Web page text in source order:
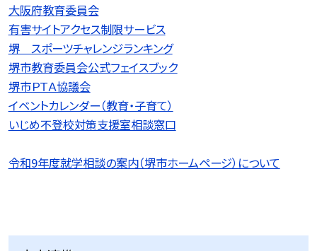
大阪府教育委員会
有害サイトアクセス制限サービス
堺 スポーツチャレンジランキング
堺市教育委員会公式フェイスブック
堺市ＰＴＡ協議会
イベントカレンダー（教育・子育て）
いじめ不登校対策支援室相談窓口
令和9年度就学相談の案内（堺市ホームページ）について